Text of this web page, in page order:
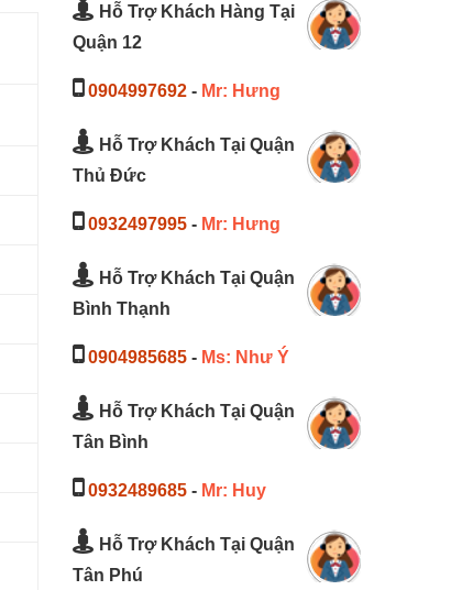
Hỗ Trợ Khách Hàng Tại
Quận 12
0904997692- Mr: Hưng
Hỗ Trợ Khách Tại Quận
Thủ Đức
0932497995- Mr: Hưng
Hỗ Trợ Khách Tại Quận
Bình Thạnh
0904985685- Ms: Như Ý
Hỗ Trợ Khách Tại Quận
Tân Bình
0932489685- Mr: Huy
Hỗ Trợ Khách Tại Quận
Tân Phú